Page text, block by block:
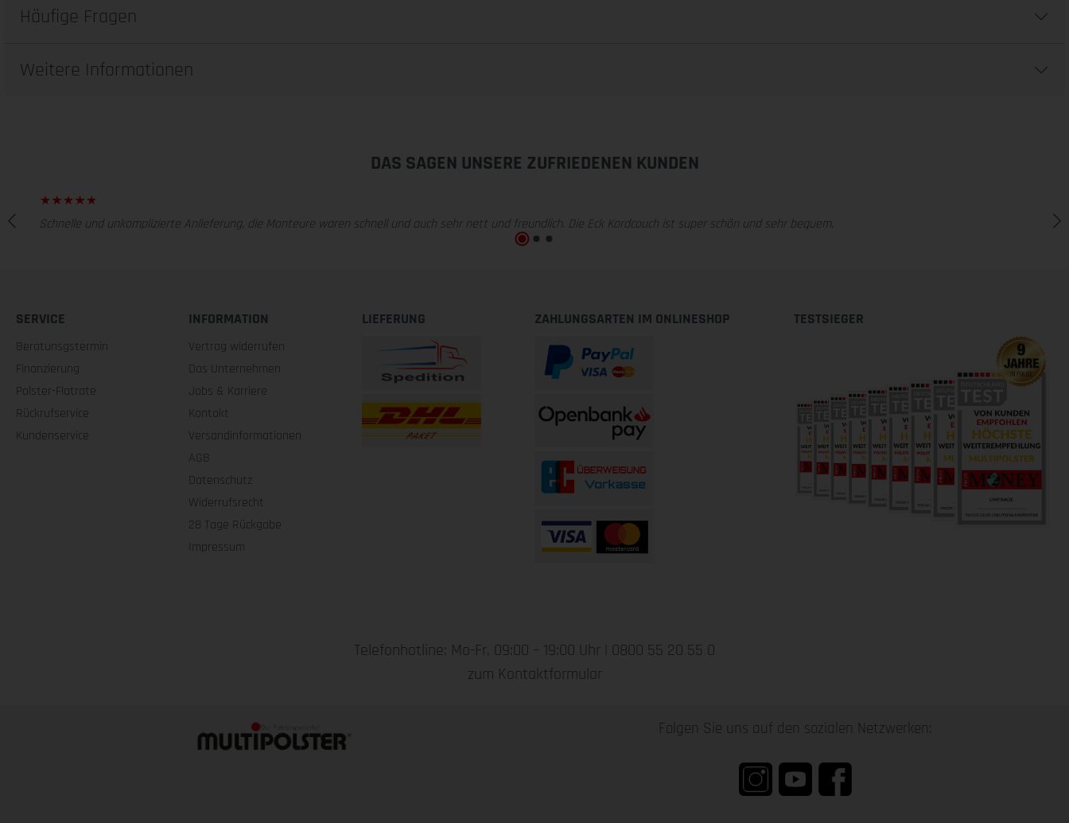
Häufige Fragen
Weitere Informationen
DAS SAGEN UNSERE ZUFRIEDENEN KUNDEN
Schnelle und unkomplizierte Anlieferung, die Monteure waren schnell und auch sehr nett und freundlich. Die Eck Kordcouch ist super schön und sehr bequem.
SERVICE
Beratunsgstermin
Finanzierung
Polster-Flatrate
Rückrufservice
Kundenservice
INFORMATION
Vertrag widerrufen
Das Unternehmen
Jobs & Karriere
Kontakt
Versandinformationen
AGB
Datenschutz
Widerrufsrecht
28 Tage Rückgabe
Impressum
LIEFERUNG ZAHLUNGSARTEN IM ONLINESHOP TESTSIEGER
Telefonhotline: Mo-Fr, 09:00 – 19:00 Uhr | 0800 55 20 55 0
zum Kontaktformular
Folgen Sie uns auf den sozialen Netzwerken: